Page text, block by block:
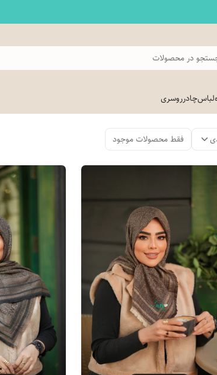
در محصولات
لباسچادرروسری
فقط محصولات موجود